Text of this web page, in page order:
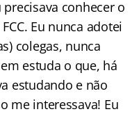
conhecer o
Eu nunca adotei
colegas, nunca
estuda o que, há
estudando e não
me interessava! Eu